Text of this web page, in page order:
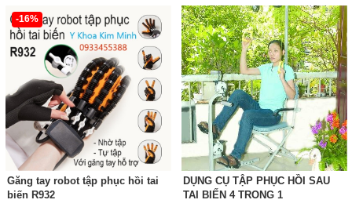
-16%
Găng tay robot tập phục hồi tai
biến R932
DỤNG CỤ TẬP PHỤC HỒI SAU
TAI BIẾN 4 TRONG 1